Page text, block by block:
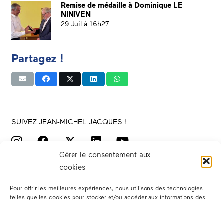
Gérer le consentement aux
cookies
Pour offrir les meilleures expériences, nous utilisons des technologies
telles que les cookies pour stocker et/ou accéder aux informations des
Remise de médaille à Dominique LE
NINIVEN
29 Juil à 16h27
Partagez !
SUIVEZ JEAN-MICHEL JACQUES !